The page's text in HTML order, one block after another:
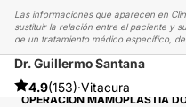
Las informaciones que aparecen en
sustituir la relación entre el paciente y
de un tratamiento médico específico,
Dr. Guillermo Santana
4.9(153)·Vitacura
CLINICASESTETICAS
EXPERIENCIAS SOBRE
OPERACIÓN MAMOPLASTIA